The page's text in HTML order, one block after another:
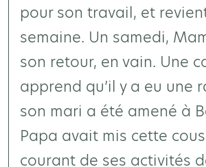
pour son travail, et
semaine. Un samedi,
son retour, en vain. Une
apprend qu’il y a eu une
son mari a été amené à
Papa avait mis cette
courant de ses activités